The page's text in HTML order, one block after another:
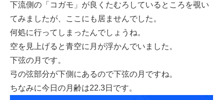
下流側の「コガモ」が良くたむろしているところを覗い
てみましたが、ここにも居ませんでした。
何処に行ってしまったんでしょうね。
空を見上げると青空に月が浮かんでいました。
下弦の月です。
弓の弦部分が下側にあるので下弦の月ですね。
ちなみに今日の月齢は22.3日です。